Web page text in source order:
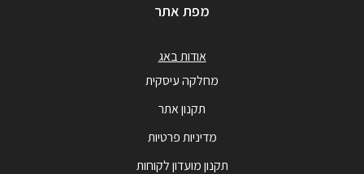
מפת אתר
אודות באג
מחלקה עיסקית
תקנון אתר
מדיניות פרטיות
תקנון מועדון לקוחות